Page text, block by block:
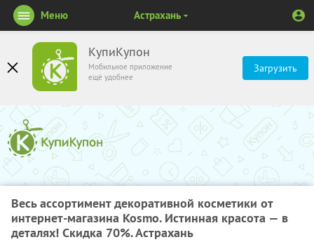
КупиКупон
Мобильное приложение
ещё удобнее
Загрузить
Меню Астрахань
Весь ассортимент декоративной косметики от
интернет-магазина Kosmo. Истинная красота — в
деталях! Скидка 70%. Астрахань